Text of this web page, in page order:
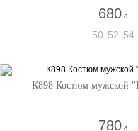
680 a
50 52 54
К898 Костюм мужской
780 a